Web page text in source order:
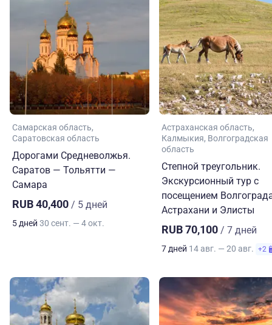
Самарская область
Саратовская область
Дорогами Средневолжья.
Саратов — Тольятти —
Самара
RUB 40,400 / 5 дней
5 дней 30 сент. — 4 окт.
Астраханская область
Калмыкия Волгоградская
область
Степной треугольник.
Экскурсионный тур с
посещением
Астрахани и Элисты
RUB 70,100 / 7 дней
7 дней 14 авг. — 20 авг. +2